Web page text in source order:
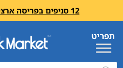
12 סניפים בפריסה ארצית – בואו לבקר